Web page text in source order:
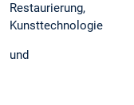
Restaurierung,
Kunsttechnologie
und